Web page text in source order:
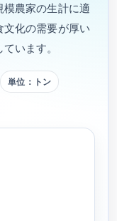
農家の生計に適
文化の需要が厚い
います。
単位：トン